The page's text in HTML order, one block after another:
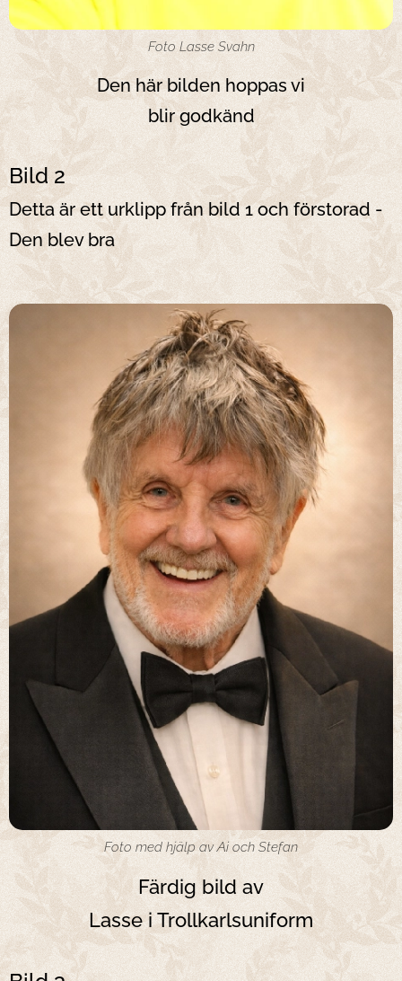
Foto Lasse Svahn
Den här bilden hoppas vi
blir godkänd
Bild 2
Detta är ett urklipp från bild 1 och förstorad -
Den blev bra
Foto med hjälp av Ai och Stefan
Färdig bild av
Lasse i Trollkarlsuniform